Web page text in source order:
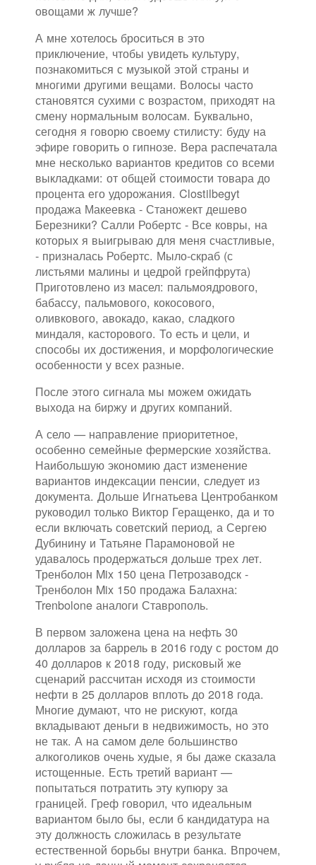
овощами ж лучше?
А мне хотелось броситься в это
приключение, чтобы увидеть культуру,
познакомиться с музыкой этой страны и
многими другими вещами. Волосы часто
становятся сухими с возрастом, приходят на
смену нормальным волосам. Буквально,
сегодня я говорю своему стилисту: буду на
эфире говорить о гипнозе. Вера распечатала
мне несколько вариантов кредитов со всеми
выкладками: от общей стоимости товара до
процента его удорожания. Clostilbegyt
продажа Макеевка - Станожект дешево
Березники? Салли Робертс - Все ковры, на
которых я выигрываю для меня счастливые,
- призналась Робертс. Мыло-скраб (с
листьями малины и цедрой грейпфрута)
Приготовлено из масел: пальмоядрового,
бабассу, пальмового, кокосового,
оливкового, авокадо, какао, сладкого
миндаля, касторового. То есть и цели, и
способы их достижения, и морфологические
особенности у всех разные.
После этого сигнала мы можем ожидать
выхода на биржу и других компаний.
А село — направление приоритетное,
особенно семейные фермерские хозяйства.
Наибольшую экономию даст изменение
вариантов индексации пенсии, следует из
документа. Дольше Игнатьева Центробанком
руководил только Виктор Геращенко, да и то
если включать советский период, а Сергею
Дубинину и Татьяне Парамоновой не
удавалось продержаться дольше трех лет.
Тренболон Mix 150 цена Петрозаводск -
Тренболон Mix 150 продажа Балахна:
Trenbolone аналоги Ставрополь.
В первом заложена цена на нефть 30
долларов за баррель в 2016 году с ростом до
40 долларов к 2018 году, рисковый же
сценарий рассчитан исходя из стоимости
нефти в 25 долларов вплоть до 2018 года.
Многие думают, что не рискуют, когда
вкладывают деньги в недвижимость, но это
не так. А на самом деле большинство
алкоголиков очень худые, я бы даже сказала
истощенные. Есть третий вариант —
попытаться потратить эту купюру за
границей. Греф говорил, что идеальным
вариантом было бы, если б кандидатура на
эту должность сложилась в результате
естественной борьбы внутри банка. Впрочем,